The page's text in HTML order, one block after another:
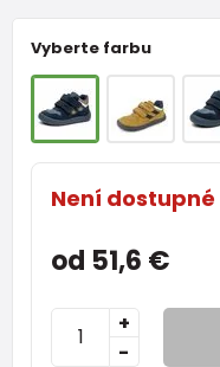
Vyberte farbu
Není dostupné
od 51,6 €
-
+